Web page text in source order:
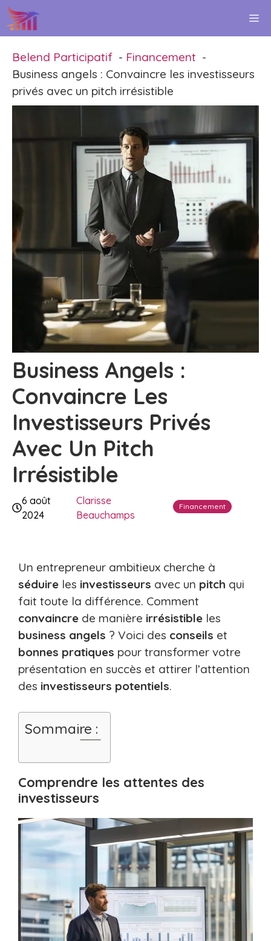
Aller
au
Belend Participatif
Financement
Business angels : Convaincre les investisseurs
privés avec un pitch irrésistible
Business Angels :
Convaincre Les
Investisseurs Privés
Avec Un Pitch
Irrésistible
6 août
2024
Clarisse
Beauchamps
Financement
Un entrepreneur ambitieux cherche à
séduire les investisseurs avec un pitch qui
fait toute la différence. Comment
convaincre de manière irrésistible les
business angels ? Voici des conseils et
bonnes pratiques pour transformer votre
présentation en succès et attirer l’attention
des investisseurs potentiels.
Sommaire :
Comprendre les attentes des
investisseurs